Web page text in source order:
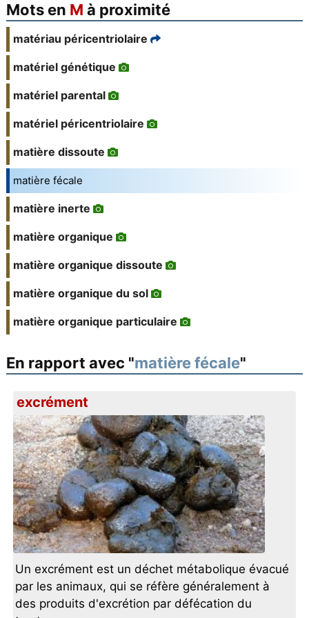
Mots en M à proximité
matériau péricentriolaire
matériel génétique
matériel parental
matériel péricentriolaire
matière dissoute
matière fécale
matière inerte
matière organique
matière organique dissoute
matière organique du sol
matière organique particulaire
En rapport avec "matière fécale"
excrément
Un excrément est un déchet métabolique évacué
par les animaux, qui se réfère généralement à
des produits d'excrétion par défécation du